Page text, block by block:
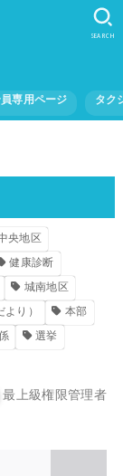
専用ページ タク
SEARCH
央地区
健康診断
城南地区
り）
本部
選挙
最上級権限管理者